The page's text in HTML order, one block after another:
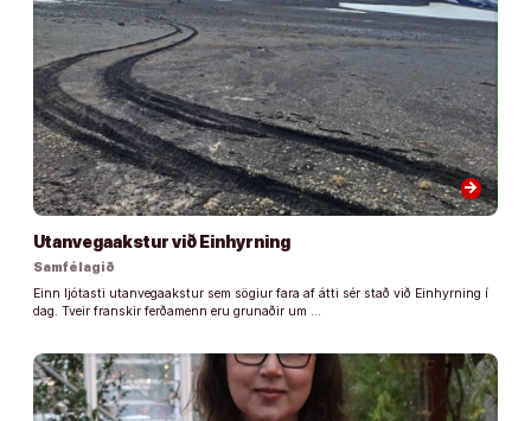
arrow_forward
Utanvegaakstur við Einhyrning
Samfélagið
Einn ljótasti utanvegaakstur sem sögiur fara af átti sér stað við Einhyrning í
dag. Tveir franskir ferðamenn eru grunaðir um …